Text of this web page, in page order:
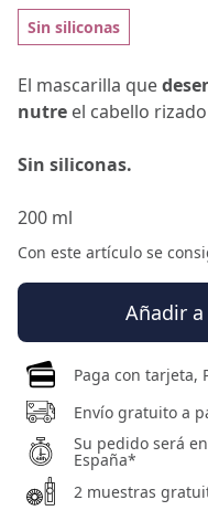
Sin siliconas
El mascarilla que
nutre el cabello
Sin siliconas.
200 ml
Con este artículo se
Añadir
Paga con tarjeta,
Envío gratuito a
Su pedido será
España*
2 muestras